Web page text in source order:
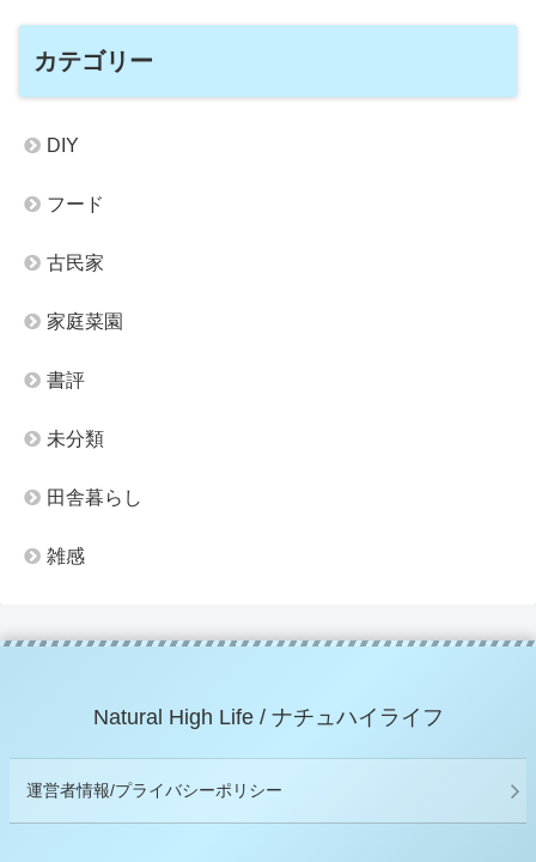
カテゴリー
DIY
フード
古民家
家庭菜園
書評
未分類
田舎暮らし
雑感
Natural High Life / ナチュハイライフ
運営者情報/プライバシーポリシー